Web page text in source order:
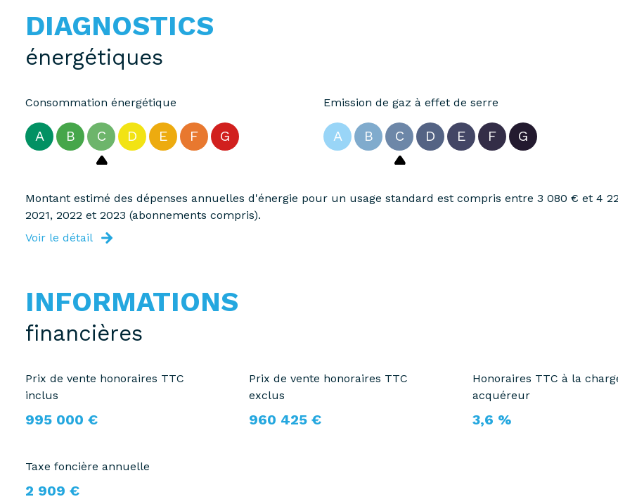
DIAGNOSTICS
énergétiques
Consommation énergétique
A B C D E F G
Emission de gaz à effet de serre
A B C D E F G
Montant estimé des dépenses annuelles d'énergie pour un usage standard est compris entre 3 080 € et 4
2021, 2022 et 2023 (abonnements compris).
Voir le détail
INFORMATIONS
financières
Prix de vente honoraires TTC
inclus
995 000 €
Prix de vente honoraires TTC
exclus
960 425 €
Honoraires TTC à la
acquéreur
3,6 %
Taxe foncière annuelle
2 909 €